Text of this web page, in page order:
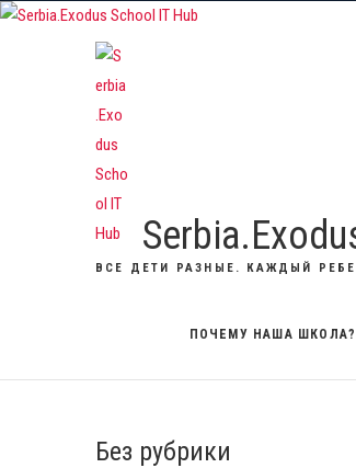
Skip
ВСЕ ДЕТИ РАЗНЫЕ. КАЖДЫЙ
ПОЧЕМУ НАША ШКОЛА?
Без рубрики